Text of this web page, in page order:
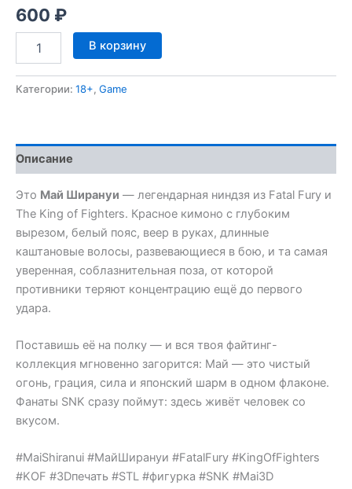
600 ₽
Количество
товара
Mai
В корзину
Категории: 18+, Game
Описание
Это Май Ширануи — легендарная ниндзя из Fatal Fury и
The King of Fighters. Красное кимоно с глубоким
вырезом, белый пояс, веер в руках, длинные
каштановые волосы, развевающиеся в бою, и та самая
уверенная, соблазнительная поза, от которой
противники теряют концентрацию ещё до первого
удара.
Поставишь её на полку — и вся твоя файтинг-
коллекция мгновенно загорится: Май — это чистый
огонь, грация, сила и японский шарм в одном флаконе.
Фанаты SNK сразу поймут: здесь живёт человек со
вкусом.
#MaiShiranui #МайШирануи #FatalFury #KingOfFighters
#KOF #3Dпечать #STL #фигурка #SNK #Mai3D